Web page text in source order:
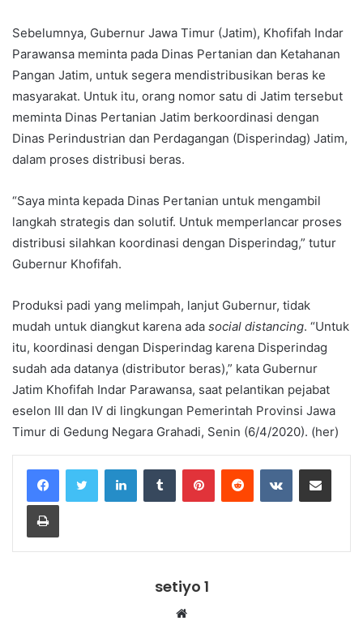
Sebelumnya, Gubernur Jawa Timur (Jatim), Khofifah Indar
Parawansa meminta pada Dinas Pertanian dan Ketahanan
Pangan Jatim, untuk segera mendistribusikan beras ke
masyarakat. Untuk itu, orang nomor satu di Jatim tersebut
meminta Dinas Pertanian Jatim berkoordinasi dengan
Dinas Perindustrian dan Perdagangan (Disperindag) Jatim,
dalam proses distribusi beras.
“Saya minta kepada Dinas Pertanian untuk mengambil
langkah strategis dan solutif. Untuk memperlancar proses
distribusi silahkan koordinasi dengan Disperindag,” tutur
Gubernur Khofifah.
Produksi padi yang melimpah, lanjut Gubernur, tidak
mudah untuk diangkut karena ada social distancing. “Untuk
itu, koordinasi dengan Disperindag karena Disperindag
sudah ada datanya (distributor beras),” kata Gubernur
Jatim Khofifah Indar Parawansa, saat pelantikan pejabat
eselon III dan IV di lingkungan Pemerintah Provinsi Jawa
Timur di Gedung Negara Grahadi, Senin (6/4/2020). (her)
LinkedInTumblr PinterestReddit VKontakteShare via Email
Print
setiyo 1
Website